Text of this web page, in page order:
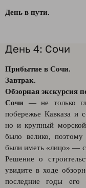
День в пути.
День 4: Сочи
Прибытие в Сочи.
Завтрак.
Обзорная экскурсия
Сочи — не только
побережье Кавказа и
но и крупный морской
было велико,
были иметь «лицо» —
Решение о
увидите в ходе
последние годы его